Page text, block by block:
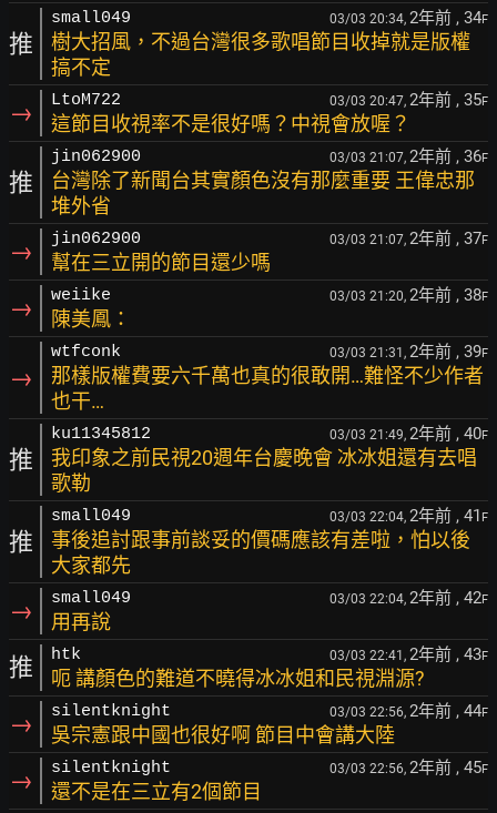
推
small049 03/03 20:34, 2年前 , 34F
樹大招風，不過台灣很多歌唱節目收掉就是版權
搞不定
→ LtoM722 03/03 20:47, 2年前 , 35F
這節目收視率不是很好嗎？中視會放喔？
推
jin062900 03/03 21:07, 2年前 , 36F
台灣除了新聞台其實顏色沒有那麼重要 王偉忠那
堆外省
→ jin062900 03/03 21:07, 2年前 , 37F
幫在三立開的節目還少嗎
→ weiike 03/03 21:20, 2年前 , 38F
陳美鳳：
→
wtfconk 03/03 21:31, 2年前 , 39F
那樣版權費要六千萬也真的很敢開…難怪不少作者
也干…
推
ku11345812 03/03 21:49, 2年前 , 40F
我印象之前民視20週年台慶晚會 冰冰姐還有去唱
歌勒
推
small049 03/03 22:04, 2年前 , 41 F
事後追討跟事前談妥的價碼應該有差啦，怕以後
大家都先
→ small049 03/03 22:04, 2年前 , 42F
用再說
推 htk 03/03 22:41, 2年前 , 43F
呃 講顏色的難道不曉得冰冰姐和民視淵源?
→ silentknight 03/03 22:56, 2年前 , 44F
吳宗憲跟中國也很好啊 節目中會講大陸
→ silentknight 03/03 22:56, 2年前 , 45F
還不是在三立有2個節目